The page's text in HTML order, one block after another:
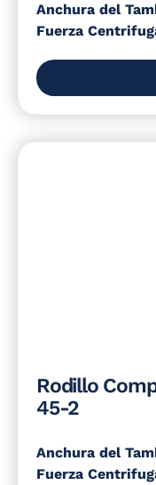
Anchura del
Fuerza
Rodillo
45-2
Anchura del
Fuerza